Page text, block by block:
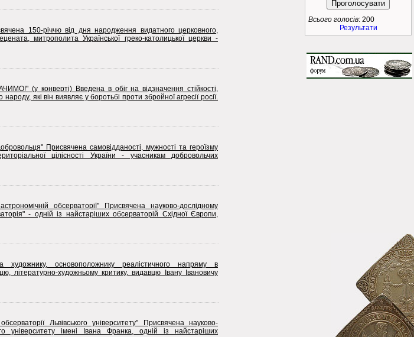
150-річчю від дня народження видатного церковного,
митрополита Української греко-католицької церкви -
(у конверті) Введена в обіг на відзначення стійкості,
які він виявляє у боротьбі проти збройної агресії росії.
Присвячена самовідданості, мужності та героїзму
цілісності України - учасникам добровольчих
обсерваторії" Присвячена науково-дослідному
- одній із найстаріших обсерваторій Східної Європи,
основоположнику реалістичного напряму в
літературно-художньому критику, видавцю Івану Івановичу
Львівського університету" Присвячена науково-
університету імені Івана Франка, одній із найстаріших
Всього голосів: 200
Результати